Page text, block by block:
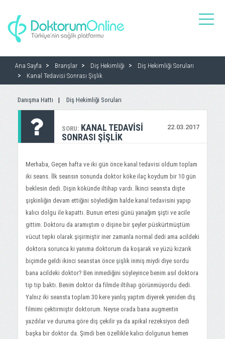
toggle
Ana Sayfa Branşlar Diş Hekimliği
Diş Hekimliği Soruları
Kanal Tedavisi Sonrası Şişlik
Danışma Hattı Diş Hekimliği Soruları
SORU: 22.03.2017
KANAL TEDAVISI
SONRASI ŞIŞLIK
Merhaba, Geçen hafta ve iki gün önce kanal tedavisi oldum toplam
iki seans. İlk seansın sonunda doktor köke ilaç koydum bir 10 gün
beklesin dedi. Dişin kökünde iltihap vardı. İkinci seansta dişte
şişkinliğin devam ettiğini söylediğim halde kanal tedavisini yapıp
kalıcı dolgu ile kapattı. Bunun ertesi günü yanağım şişti ve acile
gittim. Doktoru da aramıştım o dişine bir şeyler püskürtmüştüm
vücut tepki olarak şişirmiştir iner zamanla normal dedi ama acildeki
doktora sorunca ki yanıma doktorum da koşarak ve yüzü kızarık
biçimde geldi ikinci seanstan önce şişlik inmiş miydi diye sordu
bana acildeki doktor? Ben inmediğini söyleyince benim asıl doktora
tip tip baktı. Benim doktor da filmde iltihap görünmüyordu dedi.
Yalnız iki seansta toplam 30 kere yanlış yaptım diyerek yeniden diş
filmimi çektirmiştir doktorum. Neyse orada bana augmentin
yazdılar ve duruma göre diş çekilir ya da apikal rezeksiyon dedi
başka bir doktor da. Şimdi ben özellikle kalıcı dolgunun hemen